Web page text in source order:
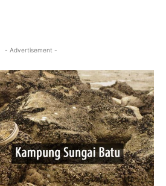
- Advertisement -